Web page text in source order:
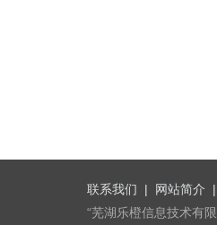
联系我们 | 网站简介 |
“芜湖乐橙信息技术有